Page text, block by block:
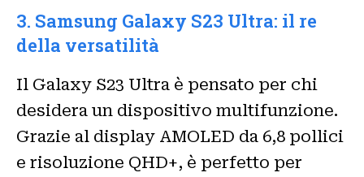
3. Samsung Galaxy S23 Ultra: il re
della versatilità
Il Galaxy S23 Ultra è pensato per chi
desidera un dispositivo multifunzione.
Grazie al display AMOLED da 6,8 pollici
e risoluzione QHD+, è perfetto per